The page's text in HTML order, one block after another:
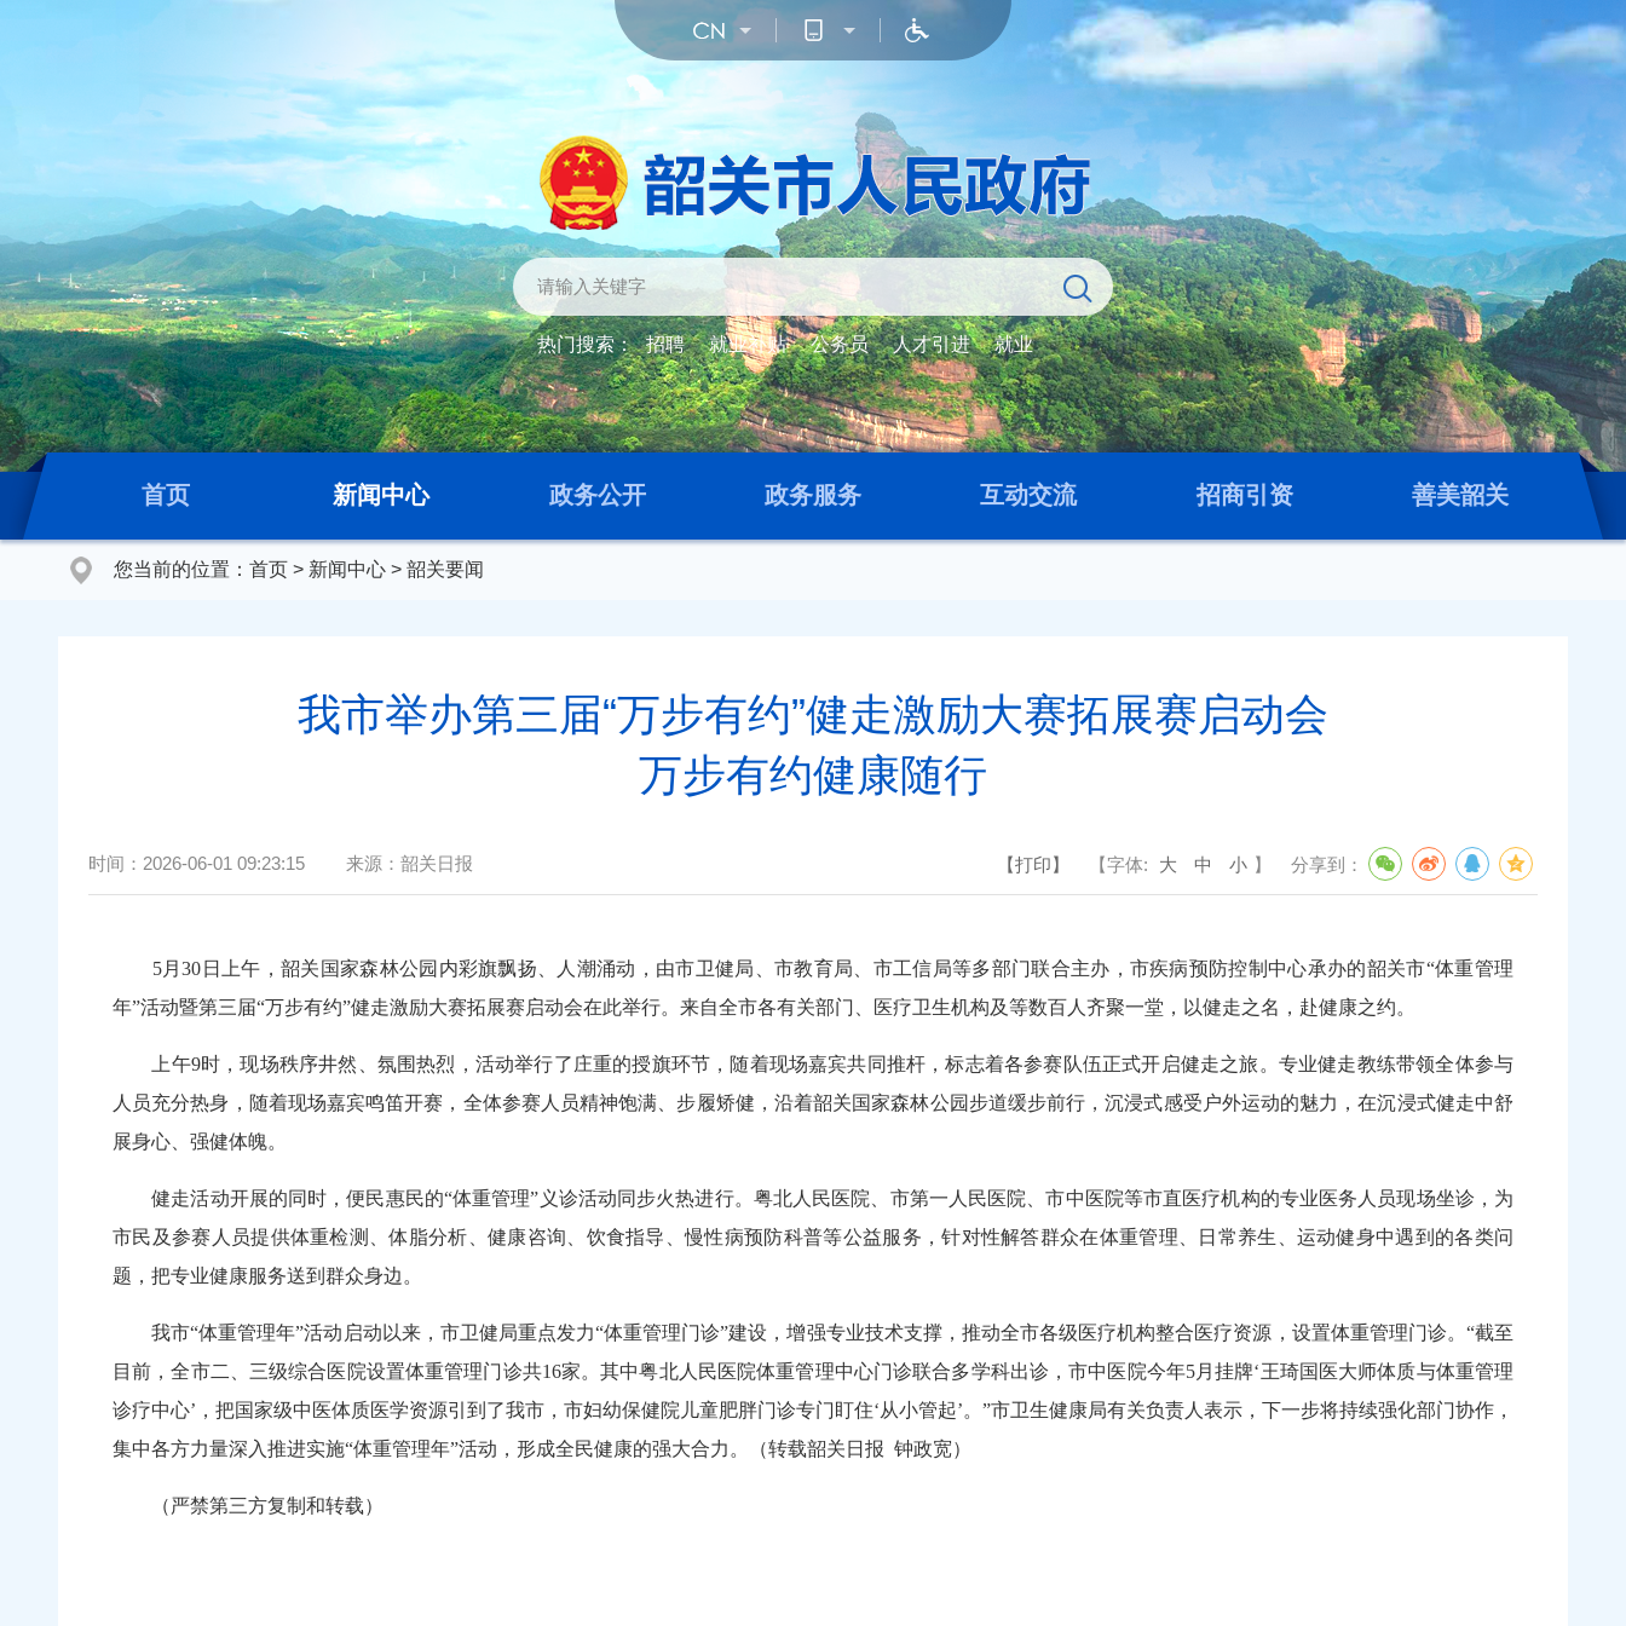
热门搜索： 招聘 就业补贴 公务员 人才引进 就业
首页 新闻中心 政务公开 政务服务 互动交流 招商引资 善美韶关
您当前的位置： 首页 > 新闻中心 > 韶关要闻
我市举办第三届“万步有约”健走激励大赛拓展赛启动会
万步有约健康随行
时间： 2026-06-01 09:23:15 来源： 韶关日报 【打印】 【字体: 大 中 小 】 分享到：
5月30日上午，韶关国家森林公园内彩旗飘扬、人潮涌动，由市卫健局、市教育局、市工信局等多部门联合主办，市疾病预防控制中心承办的韶关市“体重管理
年”活动暨第三届“万步有约”健走激励大赛拓展赛启动会在此举行。来自全市各有关部门、医疗卫生机构及等数百人齐聚一堂，以健走之名，赴健康之约。
上午9时，现场秩序井然、氛围热烈，活动举行了庄重的授旗环节，随着现场嘉宾共同推杆，标志着各参赛队伍正式开启健走之旅。专业健走教练带领全体参与
人员充分热身，随着现场嘉宾鸣笛开赛，全体参赛人员精神饱满、步履矫健，沿着韶关国家森林公园步道缓步前行，沉浸式感受户外运动的魅力，在沉浸式健走中舒
展身心、强健体魄。
健走活动开展的同时，便民惠民的“体重管理”义诊活动同步火热进行。粤北人民医院、市第一人民医院、市中医院等市直医疗机构的专业医务人员现场坐诊，为
市民及参赛人员提供体重检测、体脂分析、健康咨询、饮食指导、慢性病预防科普等公益服务，针对性解答群众在体重管理、日常养生、运动健身中遇到的各类问
题，把专业健康服务送到群众身边。
我市“体重管理年”活动启动以来，市卫健局重点发力“体重管理门诊”建设，增强专业技术支撑，推动全市各级医疗机构整合医疗资源，设置体重管理门诊。“截至
目前，全市二、三级综合医院设置体重管理门诊共16家。其中粤北人民医院体重管理中心门诊联合多学科出诊，市中医院今年5月挂牌‘王琦国医大师体质与体重管理
诊疗中心’，把国家级中医体质医学资源引到了我市，市妇幼保健院儿童肥胖门诊专门盯住‘从小管起’。”市卫生健康局有关负责人表示，下一步将持续强化部门协作，
集中各方力量深入推进实施“体重管理年”活动，形成全民健康的强大合力。（转载韶关日报 钟政宽）
（严禁第三方复制和转载）